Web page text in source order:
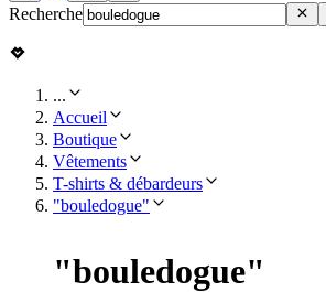
Recherche
...
Accueil
Boutique
Vêtements
T-shirts & débardeurs
"bouledogue"
"bouledogue"